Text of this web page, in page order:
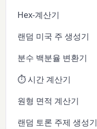
Hex-계산기
랜덤 미국 주 생성기
분수 백분율 변환기
⏱️ 시간 계산기
원형 면적 계산기
랜덤 토론 주제 생성기